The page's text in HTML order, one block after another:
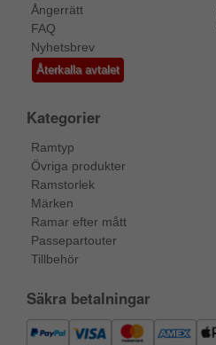
Ångerrätt
FAQ
Nyhetsbrev
Återkalla avtalet
Kategorier
Ramtyp
Övriga produkter
Ramstorlek
Märken
Ramar efter mått
Passepartouter
Tillbehör
Säkra betalningar